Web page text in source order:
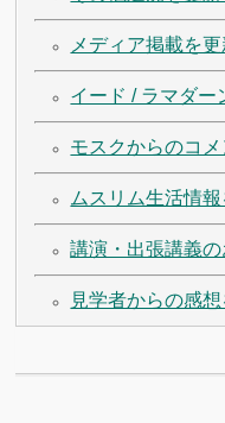
メディア掲載を
イード / ラマダー
モスクからのコ
ムスリム生活情
講演・出張講義
見学者からの感